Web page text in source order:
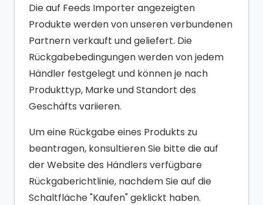
Die auf Feeds Importer angezeigten
Produkte werden von unseren verbundenen
Partnern verkauft und geliefert. Die
Rückgabebedingungen werden von jedem
Händler festgelegt und können je nach
Produkttyp, Marke und Standort des
Geschäfts variieren.
Um eine Rückgabe eines Produkts zu
beantragen, konsultieren Sie bitte die auf
der Website des Händlers verfügbare
Rückgaberichtlinie, nachdem Sie auf die
Schaltfläche "Kaufen" geklickt haben.